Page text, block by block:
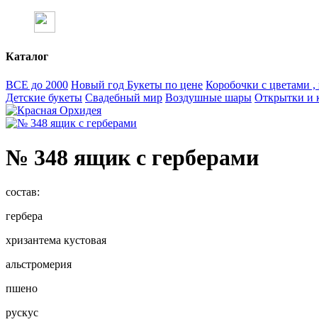
Каталог
ВСЕ до 2000 Новый год Букеты по цене Коробочки с цветами
Детские букеты Свадебный мир Воздушные шары Открытки и
№ 348 ящик с герберами
состав:
гербера
хризантема кустовая
альстромерия
пшено
рускус